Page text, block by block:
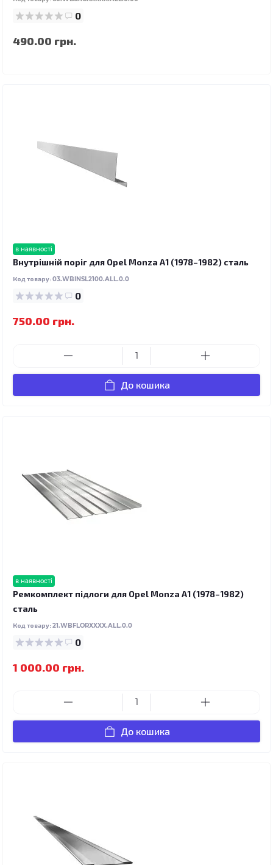
0
490.00 грн.
в наявності
Внутрішній поріг для Opel Monza A1 (1978–1982) сталь
Код товару:03.WBINSL2100.ALL.0.0
0
750.00 грн.
До кошика
в наявності
Ремкомплект підлоги для Opel Monza A1 (1978–1982)
сталь
Код товару:21.WBFLORXXXX.ALL.0.0
0
1 000.00 грн.
До кошика